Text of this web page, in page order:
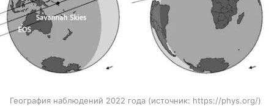
География наблюдений 2022 года источник: https://phys.org/